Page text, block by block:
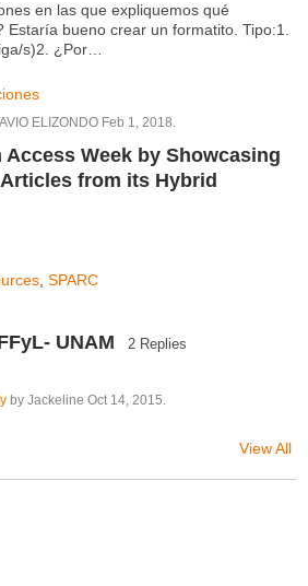
en las que expliquemos qué
Estaría bueno crear un formatito. Tipo:1.
s)2. ¿Por…
ELIZONDO Feb 1, 2018.
Week by Showcasing
from its Hybrid
, SPARC
UNAM 2 Replies
by Jackeline Oct 14, 2015.
View All